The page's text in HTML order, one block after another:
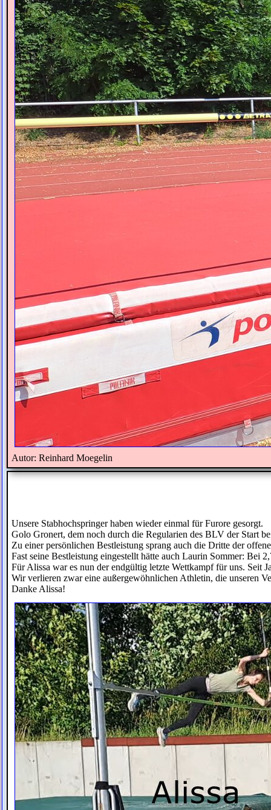
Autor: Reinhard Moegelin
Unsere Stabhochspringer haben wieder einmal für Furore gesorgt.
Golo Gronert, dem noch durch die Regularien des BLV der Start
Zu einer persönlichen Bestleistung sprang auch die Dritte der
Fast seine Bestleistung eingestellt hätte auch Laurin Sommer:
Für Alissa war es nun der endgültig letzte Wettkampf für uns. Seit
Wir verlieren zwar eine außergewöhnlichen Athletin, die unseren
Danke Alissa!